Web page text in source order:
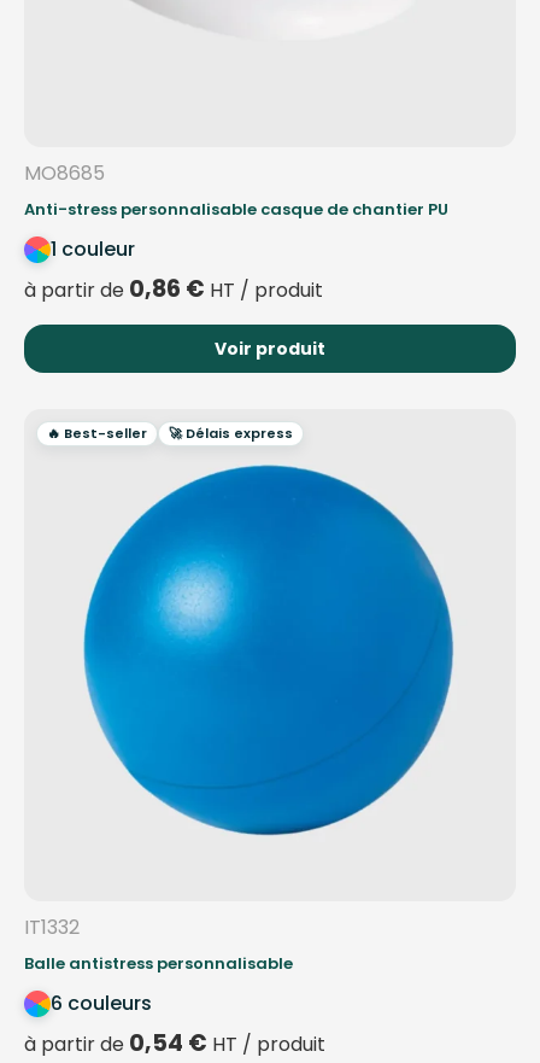
MO8685
Anti-stress personnalisable casque de chantier PU
1 couleur
à partir de 0,86 € HT / produit
Voir produit
🔥 Best-seller 🚀 Délais express
IT1332
Balle antistress personnalisable
6 couleurs
à partir de 0,54 € HT / produit